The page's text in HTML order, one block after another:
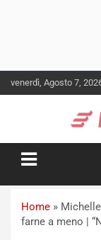
to
venerdì, Agosto 7,
Home »
farne a meno |